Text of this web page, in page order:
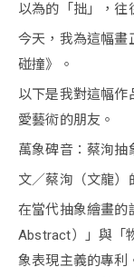
以為的「拙」，往
今天，我為這幅畫
碰撞》。
以下是我對這幅作
愛藝術的朋友。
萬象碑音：蔡洵抽
文／蔡洵（文龍）
在當代抽象繪畫的
Abstract）」與「
象表現主義的專利